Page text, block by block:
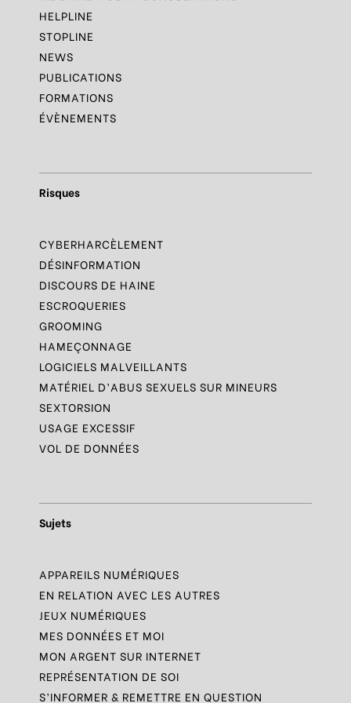
HELPLINE
STOPLINE
NEWS
PUBLICATIONS
FORMATIONS
ÉVÈNEMENTS
Risques
CYBERHARCÈLEMENT
DÉSINFORMATION
DISCOURS DE HAINE
ESCROQUERIES
GROOMING
HAMEÇONNAGE
LOGICIELS MALVEILLANTS
MATÉRIEL D’ABUS SEXUELS SUR MINEURS
SEXTORSION
USAGE EXCESSIF
VOL DE DONNÉES
Sujets
APPAREILS NUMÉRIQUES
EN RELATION AVEC LES AUTRES
JEUX NUMÉRIQUES
MES DONNÉES ET MOI
MON ARGENT SUR INTERNET
REPRÉSENTATION DE SOI
S’INFORMER & REMETTRE EN QUESTION